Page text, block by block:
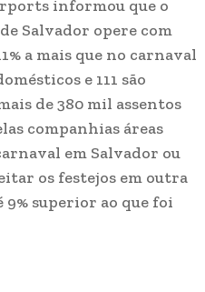
informou que o
Salvador opere com
a mais que no carnaval
e 111 são
de 380 mil assentos
companhias áreas
em Salvador ou
os festejos em outra
9% superior ao que foi